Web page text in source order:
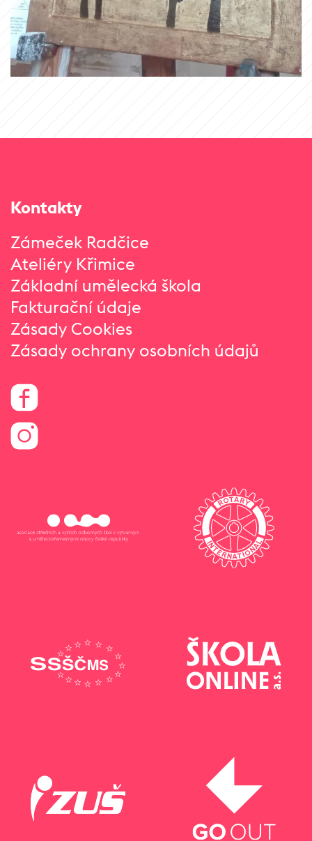
Kontakty
Zámeček Radčice
Ateliéry Křimice
Základní umělecká škola
Fakturační údaje
Zásady Cookies
Zásady ochrany osobních údajů